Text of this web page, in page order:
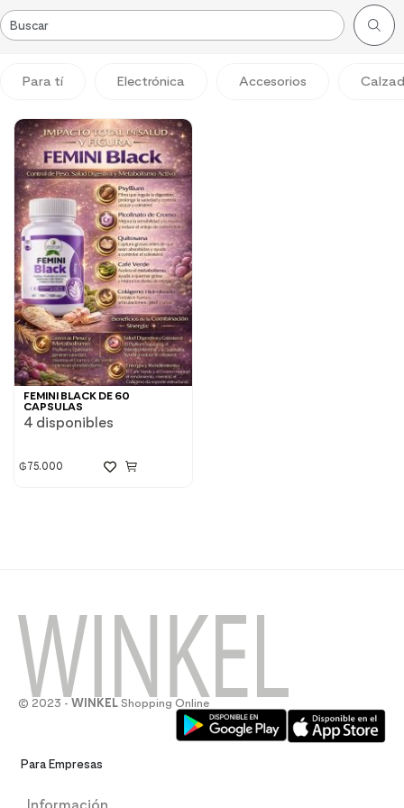
Para tí Electrónica Accesorios
FEMINI BLACK DE 60
CAPSULAS
4 disponibles
₲75.000
© 2023 - WINKEL Shopping Online
Para Empresas